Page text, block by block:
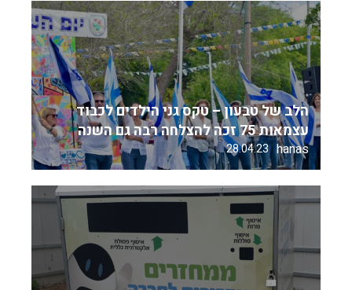
הלב של טבעון – טקס גני הילדים לכבוד
עצמאות 75 זכה להצלחה רבה גם השנה
hanas
28.04.23